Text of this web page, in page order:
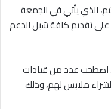
الذي يأتي في الجمعة
تقديم كافة سُبل الدعم
اصطحب عدد من قيادات
لشراء ملابس لهم، وذلك